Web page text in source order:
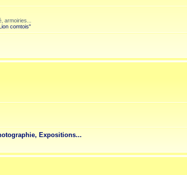
armoiries...
comtois"
Expositions...